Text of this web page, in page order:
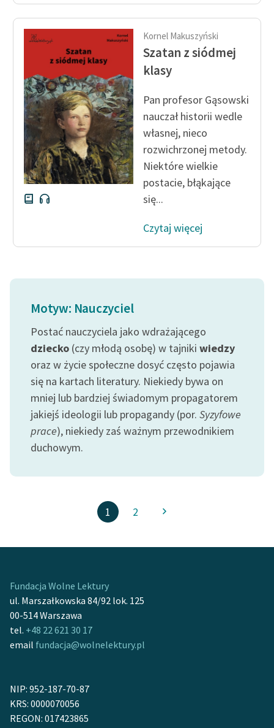
Kornel Makuszyński
Szatan z siódmej
klasy
Pan profesor Gąsowski
nauczał historii wedle
własnej, nieco
rozwichrzonej metody.
Niektóre wielkie
postacie, błąkające
się...
Czytaj więcej
Motyw: Nauczyciel
Postać nauczyciela jako wdrażającego
dziecko (czy młodą osobę) w tajniki wiedzy
oraz w życie społeczne dosyć często pojawia
się na kartach literatury. Niekiedy bywa on
mniej lub bardziej świadomym propagatorem
jakiejś ideologii lub propagandy (por. Syzyfowe
prace), niekiedy zaś ważnym przewodnikiem
duchowym.
1 2
Fundacja Wolne Lektury
ul. Marszałkowska 84/92 lok. 125
00-514 Warszawa
tel. +48 22 621 30 17
email fundacja@wolnelektury.pl
NIP: 952-187-70-87
KRS: 0000070056
REGON: 017423865